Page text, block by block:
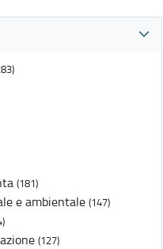
(181)
e ambientale (147)
(127)